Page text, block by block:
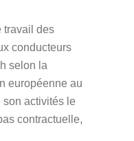
travail des
conducteurs
selon la
européenne au
activités le
contractuelle,